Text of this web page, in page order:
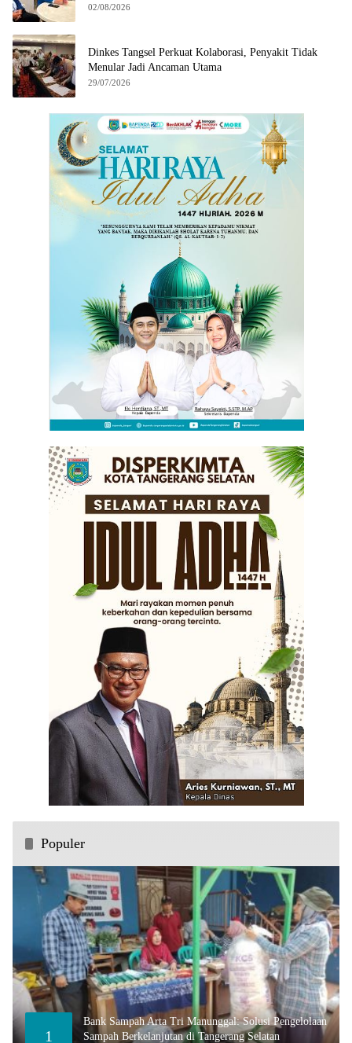
02/08/2026
Dinkes Tangsel Perkuat Kolaborasi, Penyakit Tidak
Menular Jadi Ancaman Utama
29/07/2026
Populer
1
Bank Sampah Arta Tri Manunggal: Solusi Pengelolaan
Sampah Berkelanjutan di Tangerang Selatan